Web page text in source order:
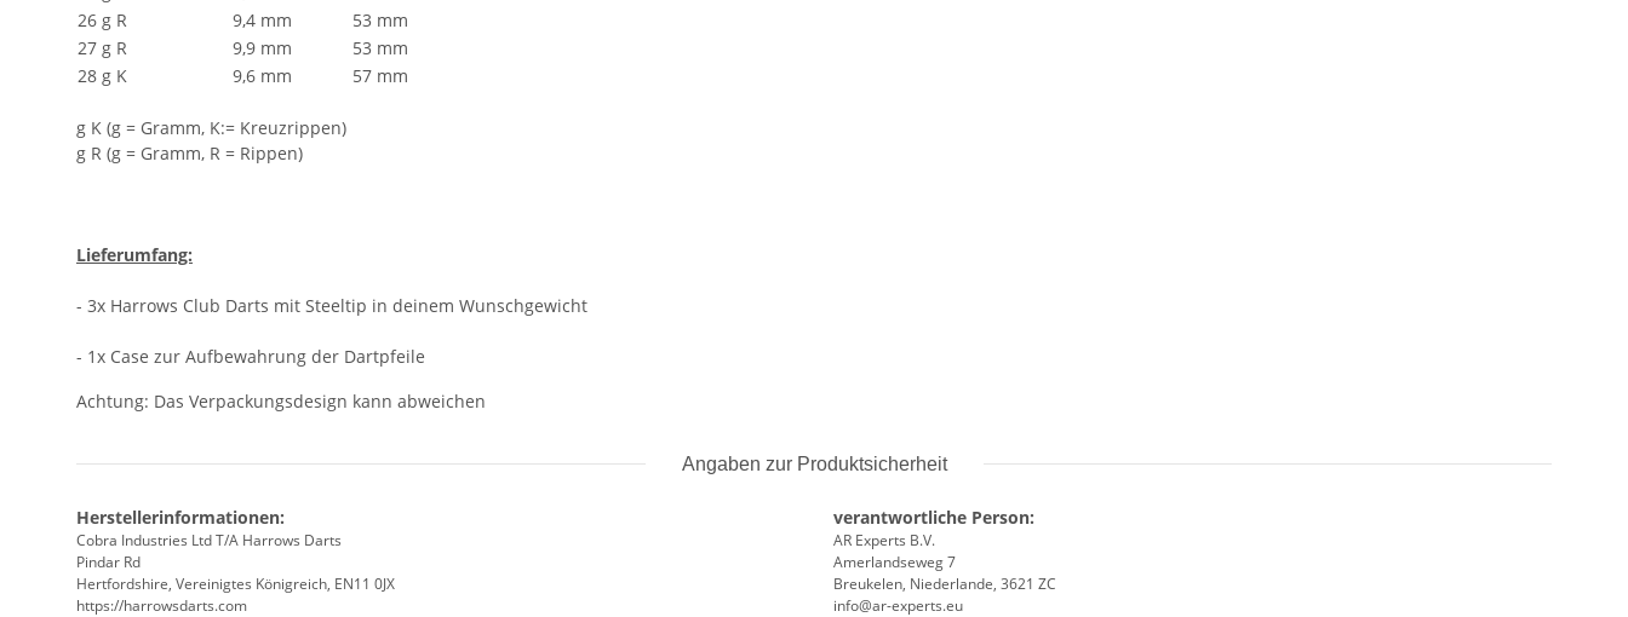
26 g R
9,4 mm
53 mm
27 g R
9,9 mm
53 mm
28 g K
9,6 mm 57 mm
g K (g = Gramm, K:= Kreuzrippen)
g R (g = Gramm, R = Rippen)
Lieferumfang:
- 3x Harrows Club Darts mit Steeltip in deinem Wunschgewicht
- 1x Case zur Aufbewahrung der Dartpfeile
Achtung: Das Verpackungsdesign kann abweichen
Angaben zur Produktsicherheit
Herstellerinformationen:
Cobra Industries Ltd T/A Harrows Darts
Pindar Rd
Hertfordshire, Vereinigtes Königreich, EN11 0JX
https://harrowsdarts.com
verantwortliche Person:
AR Experts B.V.
Amerlandseweg 7
Breukelen, Niederlande, 3621 ZC
info@ar-experts.eu